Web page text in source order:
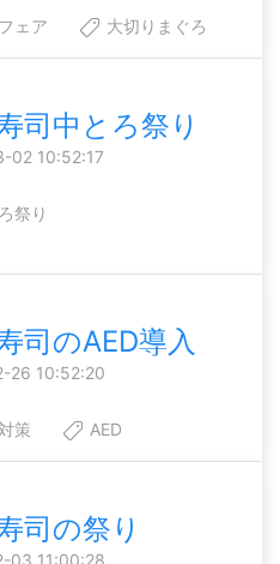
ェア 大切りまぐろ
司中とろ祭り
02 10:52:17
祭り
司のAED導入
26 10:52:20
策 AED
司の祭り